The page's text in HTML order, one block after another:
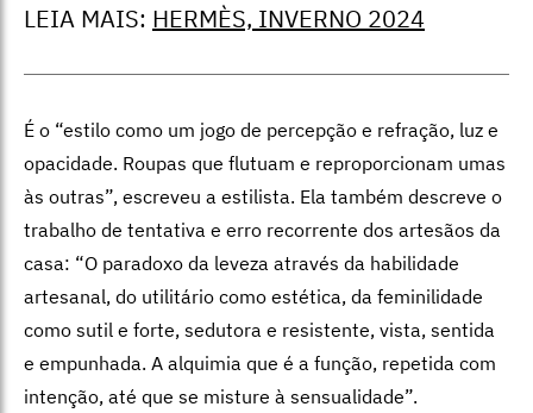
LEIA MAIS: HERMÈS, INVERNO 2024
É o “estilo como um jogo de percepção e refração, luz e
opacidade. Roupas que flutuam e reproporcionam umas
às outras”, escreveu a estilista. Ela também descreve o
trabalho de tentativa e erro recorrente dos artesãos da
casa: “O paradoxo da leveza através da habilidade
artesanal, do utilitário como estética, da feminilidade
como sutil e forte, sedutora e resistente, vista, sentida
e empunhada. A alquimia que é a função, repetida com
intenção, até que se misture à sensualidade”.